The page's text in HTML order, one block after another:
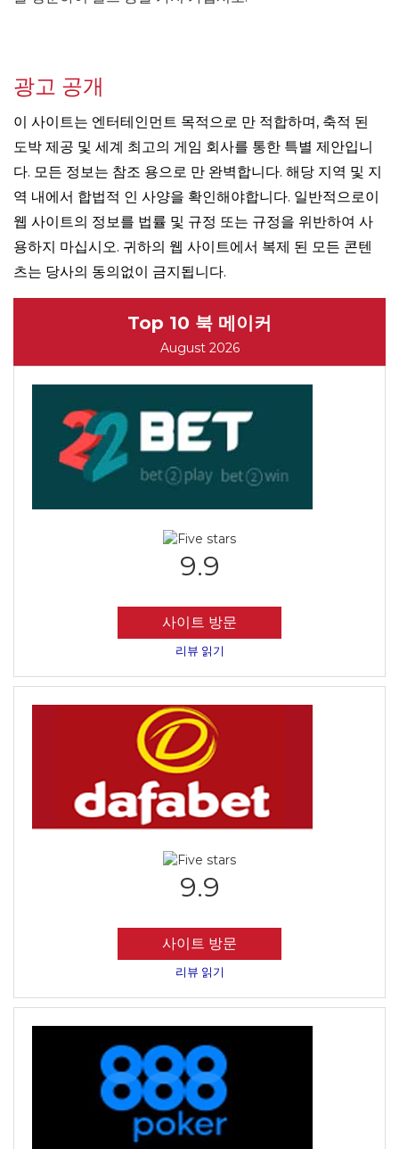
광고 공개
이 사이트는 엔터테인먼트 목적으로 만 적합하며, 축적 된
도박 제공 및 세계 최고의 게임 회사를 통한 특별 제안입니
다. 모든 정보는 참조 용으로 만 완벽합니다. 해당 지역 및 지
역 내에서 합법적 인 사양을 확인해야합니다. 일반적으로이
웹 사이트의 정보를 법률 및 규정 또는 규정을 위반하여 사
용하지 마십시오. 귀하의 웹 사이트에서 복제 된 모든 콘텐
츠는 당사의 동의없이 금지됩니다.
Top 10 북 메이커
August 2026
9.9
사이트 방문
리뷰 읽기
9.9
사이트 방문
리뷰 읽기